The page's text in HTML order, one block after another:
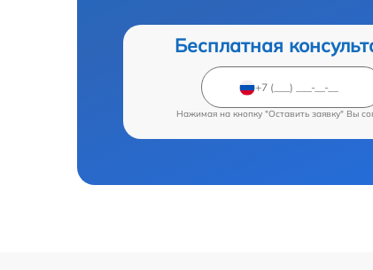
Бесплатная
Нажимая на кнопку "Оставить заявку" Вы